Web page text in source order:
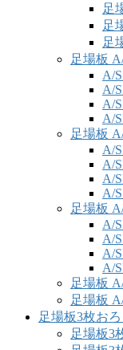
足
足
足
足場板
A/
A/
A/
A/
足場板
A/
A/
A/
A/
足場板
A/
A/
A/
A/
足場板
足場板
足場板3枚お
足場板3